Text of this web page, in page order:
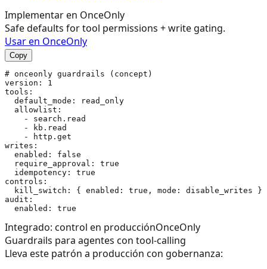
Implementar en OnceOnly
Safe defaults for tool permissions + write gating.
Usar en OnceOnly
Copy
# onceonly guardrails (concept)
version: 1
tools:
  default_mode: read_only
  allowlist:
    - search.read
    - kb.read
    - http.get
writes:
  enabled: false
  require_approval: true
  idempotency: true
controls:
  kill_switch: { enabled: true, mode: disable_writes }
audit:
Integrado: control en producciónOnceOnly
Guardrails para agentes con tool-calling
Lleva este patrón a producción con gobernanza: